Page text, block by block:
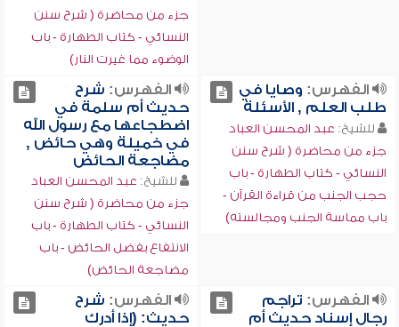
جزء من محاضرة ( شرح سنن
النسائي - كتاب الطهارة - باب
الوضوء مما غيرت النار)
الفهرس: وصايا في
طلب العلم , الأسئلة
للشيخ: عبد المحسن العباد
جزء من محاضرة ( شرح سنن
النسائي - كتاب الطهارة - باب
حجب الجنب من قراءة القرآن -
باب مماسة الجنب ومجالسته)
الفهرس: شرح
حديث أم سلمة في
اضطجاعها مع رسول الله
في خميلة وهي حائض ,
مضاجعة الحائض
للشيخ: عبد المحسن العباد
جزء من محاضرة ( شرح سنن
النسائي - كتاب الطهارة - باب
الانتفاع بفضل الحائض - باب
مضاجعة الحائض)
الفهرس: تراجم
رجال إسناد حديث أم
الفهرس: شرح
حديث: (إذا أدرك